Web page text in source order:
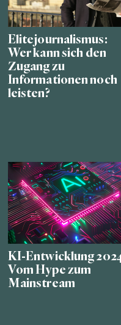
Elitejournalismus:
Wer kann sich den
Zugang zu
Informationen noch
leisten?
KI-Entwicklung
Vom Hype zum
Mainstream